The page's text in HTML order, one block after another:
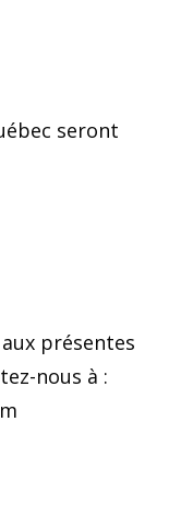
seront
présentes
nous à :